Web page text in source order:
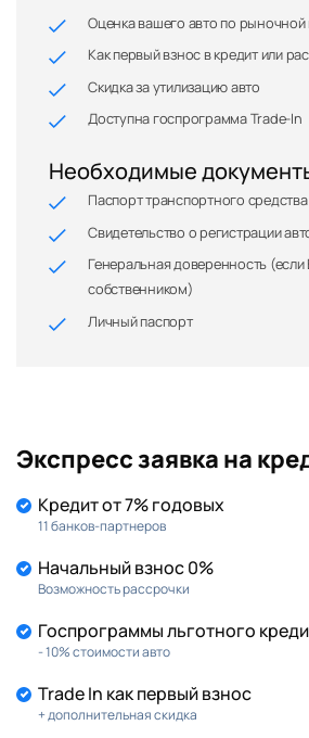
Оценка вашего авто по рыночной
Как первый взнос в кредит или
Скидка за утилизацию авто
Доступна госпрограмма Trade-In
Необходимые
Паспорт транспортного средства
Свидетельство о регистрации
Генеральная доверенность (если
собственником)
Личный паспорт
Экспресс заявка на
Кредит от 7% годовых
11 банков-партнеров
Начальный взнос 0%
Возможность рассрочки
Госпрограммы льготного
- 10% стоимости авто
Trade In как первый взнос
+ дополнительная скидка